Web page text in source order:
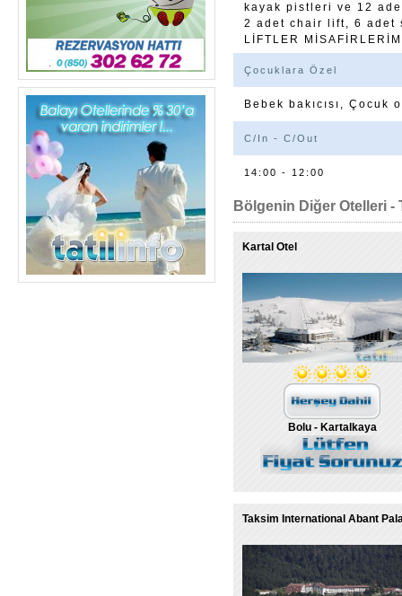
kayak pistleri ve 12
2 adet chair lift, 6 adet
LİFTLER
Çocuklara Özel
Bebek bakıcısı, Çocuk
C/In - C/Out
14:00 - 12:00
Bölgenin Diğer Otelleri -
Kartal Otel
Bolu - Kartalkaya
Taksim International Abant